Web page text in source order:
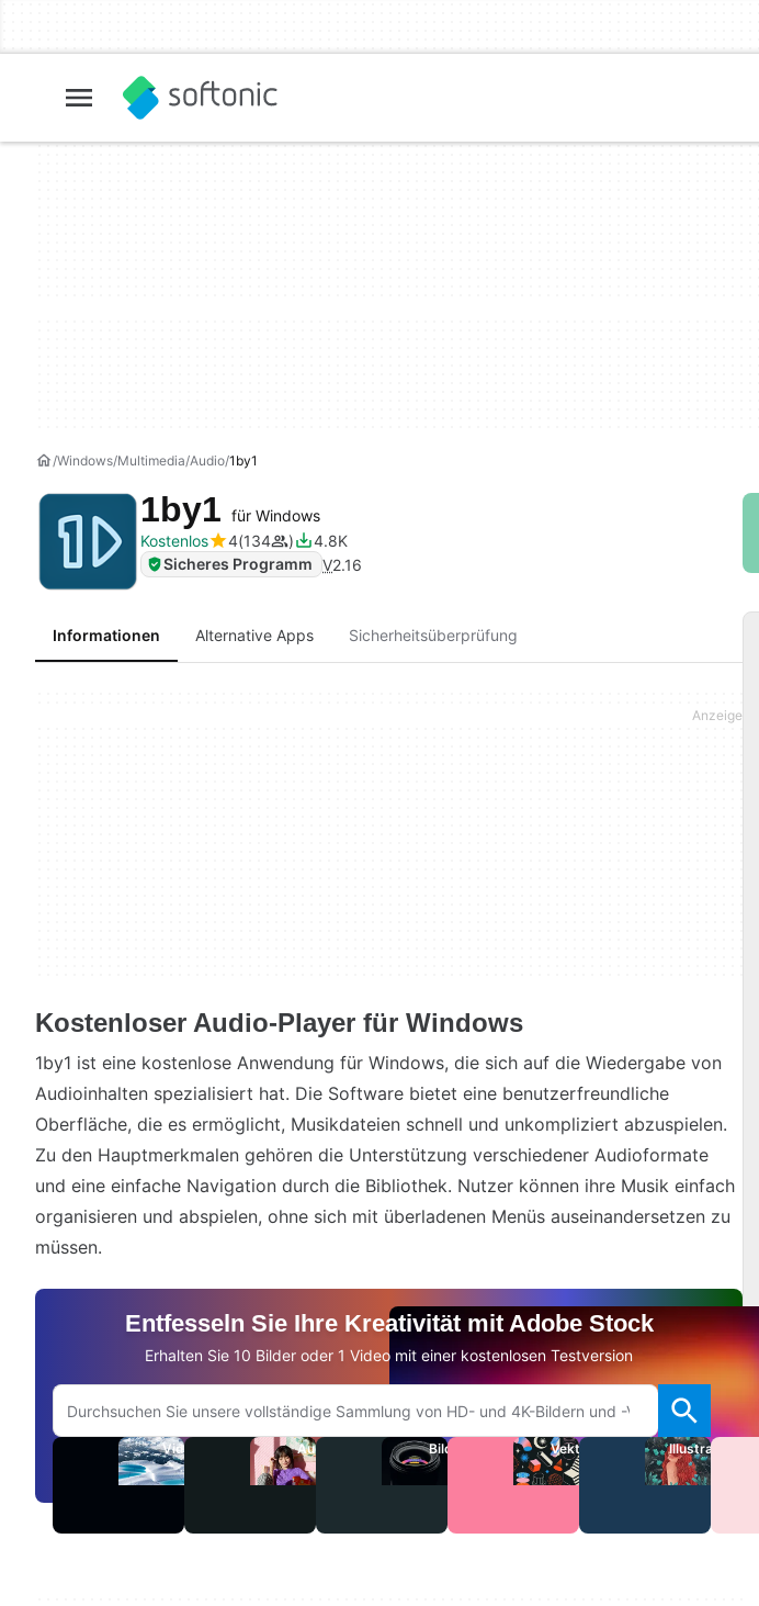
Windows Multimedia Audio 1by1
1by1 für Windows
Kostenlos
4 134
4.8K
Sicheres Programm V2.16
Informationen Alternative Apps Sicherheitsüberprüfung
Kostenloser Audio-Player für Windows
1by1 ist eine kostenlose Anwendung für Windows, die sich auf die Wiedergabe von
Audioinhalten spezialisiert hat. Die Software bietet eine benutzerfreundliche
Oberfläche, die es ermöglicht, Musikdateien schnell und unkompliziert abzuspielen.
Zu den Hauptmerkmalen gehören die Unterstützung verschiedener Audioformate
und eine einfache Navigation durch die Bibliothek. Nutzer können ihre Musik einfach
organisieren und abspielen, ohne sich mit überladenen Menüs auseinandersetzen zu
müssen.
Entfesseln Sie Ihre Kreativität mit Adobe Stock
Erhalten Sie 10 Bilder oder 1 Video mit einer kostenlosen Testversion
Auf Adobe.com suchen
Videos Audio Bilder Vektoren Illustrationen